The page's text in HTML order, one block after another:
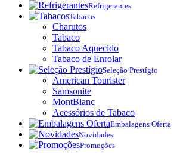
Refrigerantes
Tabacos
Charutos
Tabaco
Tabaco Aquecido
Tabaco de Enrolar
Seleção Prestígio
American Tourister
Samsonite
MontBlanc
Acessórios de Tabaco
Embalagens Oferta
Novidades
Promoções